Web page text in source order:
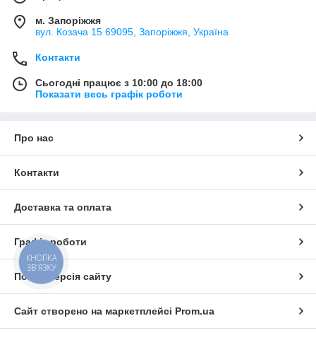
м. Запоріжжя
вул. Козача 15 69095, Запоріжжя, Україна
Контакти
Сьогодні працює з 10:00 до 18:00
Показати весь графік роботи
Про нас
Контакти
Доставка та оплата
Графік роботи
Повна версія сайту
Сайт створено на маркетплейсі Prom.ua
КНОПКА
ЗВ'ЯЗКУ